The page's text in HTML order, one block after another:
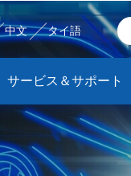
中文 タイ語
サービス＆サポート